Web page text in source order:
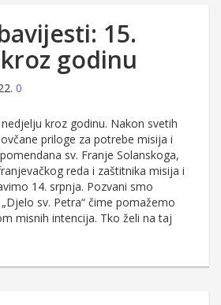
15.
godinu
0
kroz godinu. Nakon svetih
priloge za potrebe misija i
sv. Franje Solanskoga,
reda i zaštitnika misija i
14. srpnja. Pozvani smo
sv. Petra“ čime pomažemo
misnih intencija. Tko želi na taj